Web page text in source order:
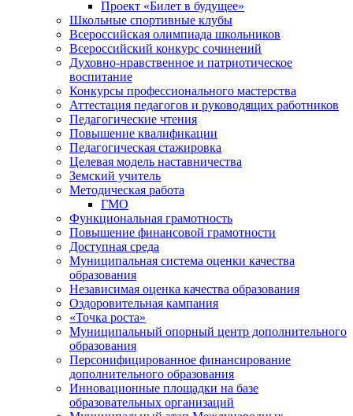
Проект «Билет в будущее»
Школьные спортивные клубы
Всероссийская олимпиада школьников
Всероссийский конкурс сочинений
Духовно-нравственное и патриотическое
воспитание
Конкурсы профессионального мастерства
Аттестация педагогов и руководящих работников
Педагогические чтения
Повышение квалификации
Педагогическая стажировка
Целевая модель наставничества
Земский учитель
Методическая работа
ГМО
Функциональная грамотность
Повышение финансовой грамотности
Доступная среда
Муниципальная система оценки качества
образования
Независимая оценка качества образования
Оздоровительная кампания
«Точка роста»
Муниципальный опорный центр дополнительного
образования
Персонифицированное финансирование
дополнительного образования
Инновационные площадки на базе
образовательных организаций